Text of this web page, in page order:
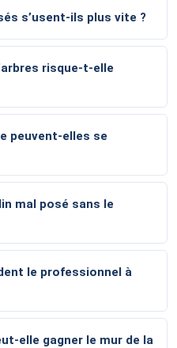
s’usent-ils plus vite ?
risque-t-elle
peuvent-elles se
mal posé sans le
le professionnel à
elle gagner le mur de la